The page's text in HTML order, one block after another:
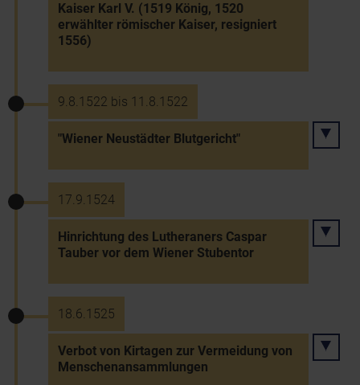
Kaiser Karl V. (1519 König, 1520
erwählter römischer Kaiser, resigniert
1556)
9.8.1522 bis 11.8.1522
"Wiener Neustädter Blutgericht"
17.9.1524
Hinrichtung des Lutheraners Caspar
Tauber vor dem Wiener Stubentor
18.6.1525
Verbot von Kirtagen zur Vermeidung von
Menschenansammlungen